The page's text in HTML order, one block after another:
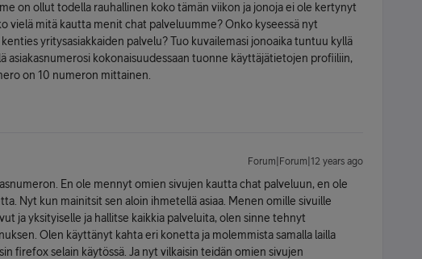
on ollut todella rauhallinen koko tämän viikon ja jonoja ei ole kertynyt
vielä mitä kautta menit chat palveluumme? Onko kyseessä nyt
yritysasiakkaiden palvelu? Tuo kuvailemasi jonoaika tuntuu kyllä
asiakasnumerosi kokonaisuudessaan tuonne käyttäjätietojen profiiliin,
on 10 numeron mittainen.
Forum|Forum|12 years ago
En ole mennyt omien sivujen kautta chat palveluun, en ole
Nyt kun mainitsit sen aloin ihmetellä asiaa. Menen omille sivuille
ja yksityiselle ja hallitse kaikkia palveluita, olen sinne tehnyt
Olen käyttänyt kahta eri konetta ja molemmista samalla lailla
firefox selain käytössä. Ja nyt vilkaisin teidän omien sivujen